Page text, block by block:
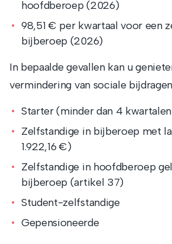
hoofdberoep (2026)
98,51 € per kwartaal voor een
bijberoep (2026)
In bepaalde gevallen kan u
vermindering van sociale
Starter (minder dan 4
Zelfstandige in bijberoep met
1.922,16 €)
Zelfstandige in hoofdberoep
bijberoep (artikel 37)
Student-zelfstandige
Gepensioneerde